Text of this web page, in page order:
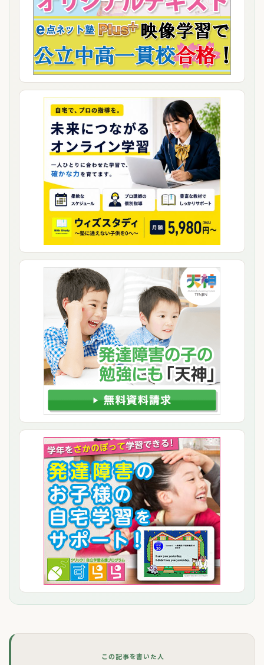
この記事を書いた人